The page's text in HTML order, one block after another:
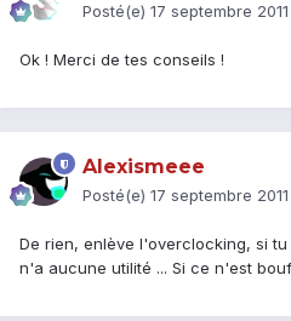
Posté(e) 17 septembre 2011
Ok ! Merci de tes conseils !
Alexismeee
Posté(e) 17 septembre 2011
De rien, enlève l'overclocking, si
n'a aucune utilité ... Si ce n'est